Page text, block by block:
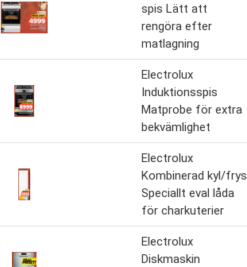
spis Lätt att
rengöra efter
matlagning
Electrolux
Induktionsspis
Matprobe för extra
bekvämlighet
Electrolux
Kombinerad kyl/frys
Speciallt eval låda
för charkuterier
Electrolux
Diskmaskin